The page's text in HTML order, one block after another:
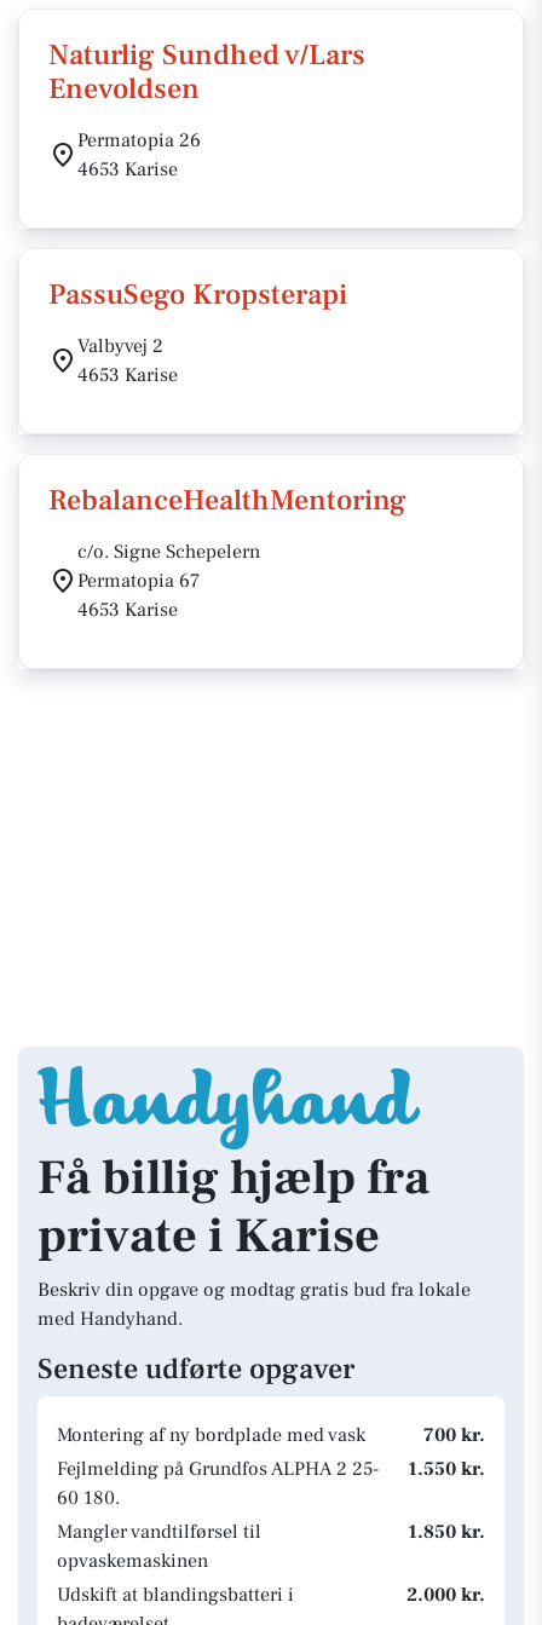
Naturlig Sundhed v/Lars
Enevoldsen
Permatopia 26
4653 Karise
PassuSego Kropsterapi
Valbyvej 2
4653 Karise
RebalanceHealthMentoring
c/o. Signe Schepelern
Permatopia 67
4653 Karise
Få billig hjælp fra
private i Karise
Beskriv din opgave og modtag gratis bud fra lokale
med Handyhand.
Seneste udførte opgaver
Montering af ny bordplade med vask
700 kr.
Fejlmelding på Grundfos ALPHA 2 25-
60 180.
1.550 kr.
Mangler vandtilførsel til
opvaskemaskinen
1.850 kr.
Udskift at blandingsbatteri i
2.000 kr.